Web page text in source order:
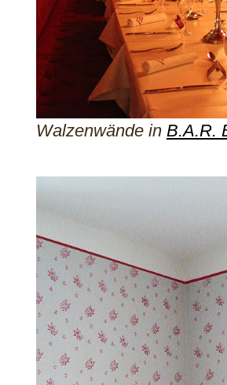
Walzenwände in B.A.R.